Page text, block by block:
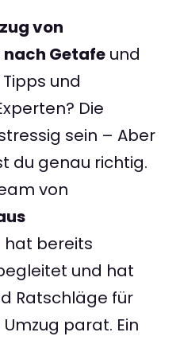
von
Getafe und
und
Die
sein – Aber
du genau richtig.
von
hat bereits
und hat
Ratschläge für
parat. Ein